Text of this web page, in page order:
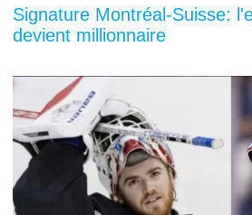
Signature Montréal-Suisse:
devient millionnaire